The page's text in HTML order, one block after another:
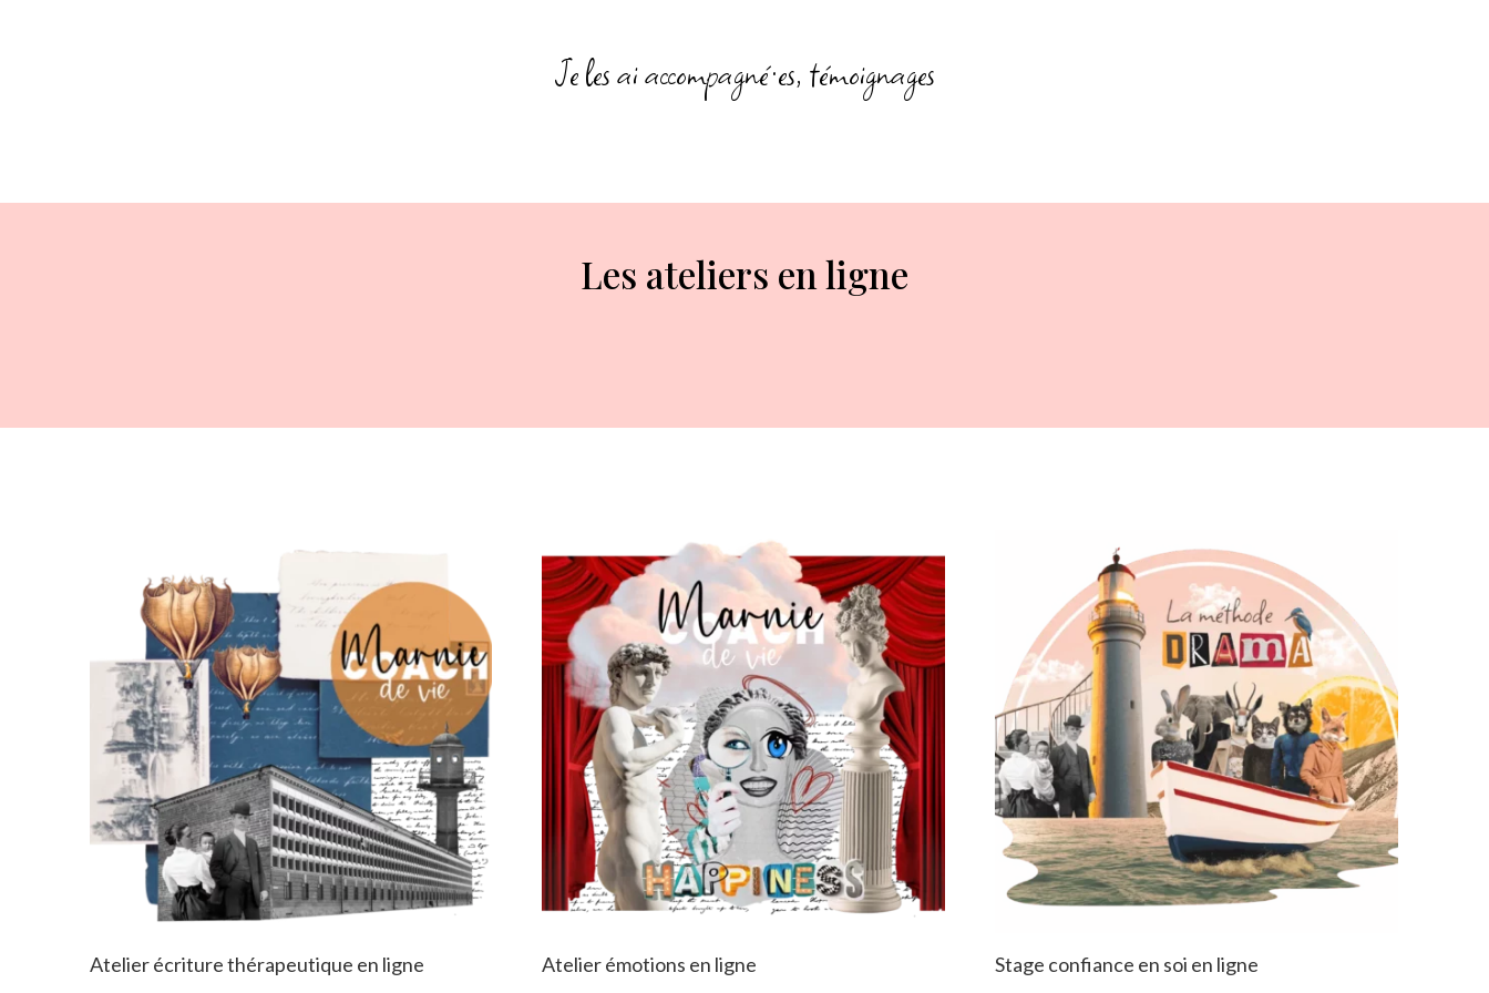
Je les ai accompagné·es, témoignages
Les ateliers en ligne
Atelier écriture thérapeutique en ligne Atelier émotions en ligne Stage confiance en soi en ligne